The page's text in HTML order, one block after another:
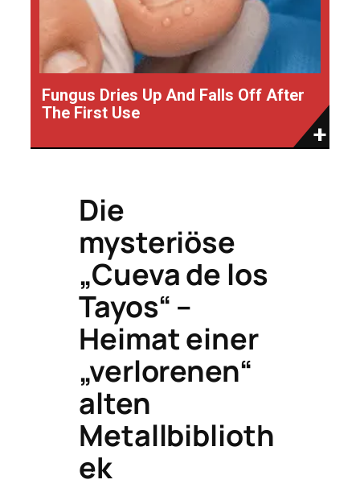
Fungus Dries Up And Falls Off After
The First Use
Die
mysteriöse
„Cueva de los
Tayos“ –
Heimat einer
„verlorenen“
alten
Metallbiblioth
ek